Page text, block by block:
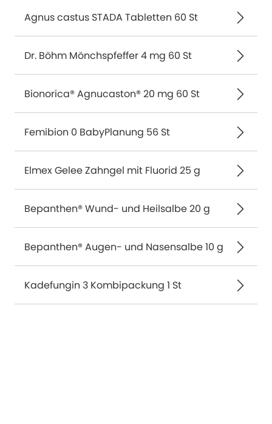
Agnus castus STADA Tabletten 60 St
Dr. Böhm Mönchspfeffer 4 mg 60 St
Bionorica® Agnucaston® 20 mg 60 St
Femibion 0 BabyPlanung 56 St
Elmex Gelee Zahngel mit Fluorid 25 g
Bepanthen® Wund- und Heilsalbe 20 g
Bepanthen® Augen- und Nasensalbe 10 g
Kadefungin 3 Kombipackung 1 St